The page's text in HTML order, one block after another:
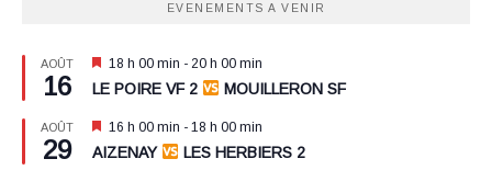
EVENEMENTS A VENIR
AOÛT
16
Mis
en
avant
18 h 00 min - 20 h 00 min
LE POIRE VF 2 MOUILLERON SF
AOÛT
29
Mis
en
avant
16 h 00 min - 18 h 00 min
AIZENAY LES HERBIERS 2